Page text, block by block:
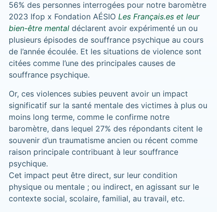
56% des personnes interrogées pour notre baromètre
2023 Ifop x Fondation AÉSIO Les Français.es et leur
bien-être mentaldéclarent avoir expérimenté un ou
plusieurs épisodes de souffrance psychique au cours
de l’année écoulée. Et les situations de violence sont
citées comme l’une des principales causes de
souffrance psychique.
Or, ces violences subies peuvent avoir un impact
significatif sur la santé mentale des victimes à plus ou
moins long terme, comme le confirme notre
baromètre, dans lequel 27% des répondants citent le
souvenir d’un traumatisme ancien ou récent comme
raison principale contribuant à leur souffrance
psychique.
Cet impact peut être direct, sur leur condition
physique ou mentale ; ou indirect, en agissant sur le
contexte social, scolaire, familial, au travail, etc.